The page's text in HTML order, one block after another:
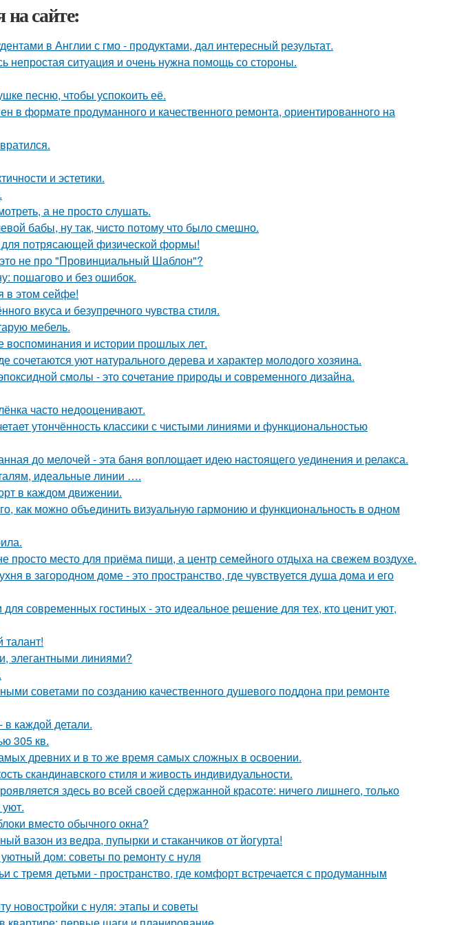
сайте:
в Англии с гмо - продуктами, дал интересный результат.
непростая ситуация и очень нужна помощь со стороны.
песню, чтобы успокоить её.
в формате продуманного и качественного ремонта, ориентированного на
и эстетики.
а не просто слушать.
бабы, ну так, чисто потому что было смешно.
потрясающей физической формы!
не про "Провинциальный Шаблон"?
пошагово и без ошибок.
в этом сейфе!
вкуса и безупречного чувства стиля.
мебель.
воспоминания и истории прошлых лет.
сочетаются уют натурального дерева и характер молодого хозяина.
смолы - это сочетание природы и современного дизайна.
часто недооценивают.
утончённость классики с чистыми линиями и функциональностью
до мелочей - эта баня воплощает идею настоящего уединения и релакса.
идеальные линии ….
в каждом движении.
как можно объединить визуальную гармонию и функциональность в одном
просто место для приёма пищи, а центр семейного отдыха на свежем воздухе.
в загородном доме - это пространство, где чувствуется душа дома и его
современных гостиных - это идеальное решение для тех, кто ценит уют,
талант!
элегантными линиями?
советами по созданию качественного душевого поддона при ремонте
каждой детали.
305 кв.
древних и в то же время самых сложных в освоении.
скандинавского стиля и живость индивидуальности.
здесь во всей своей сдержанной красоте: ничего лишнего, только
вместо обычного окна?
вазон из ведра, пупырки и стаканчиков от йогурта!
дом: советы по ремонту с нуля
тремя детьми - пространство, где комфорт встречается с продуманным
новостройки с нуля: этапы и советы